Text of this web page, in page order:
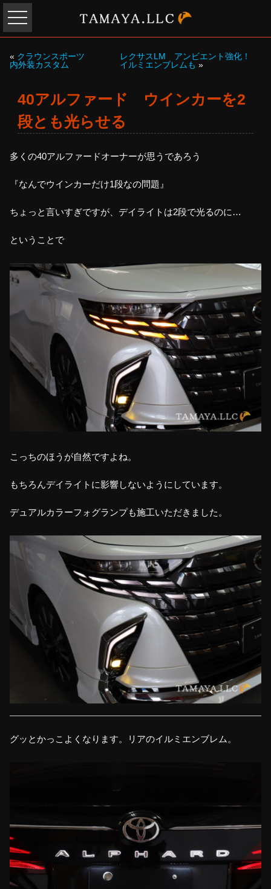
« クラウンスポーツ
内外装カスタム
レクサスLM アンビエント強化！
イルミエンブレムも »
40アルファード ウインカーを2
段とも光らせる
多くの40アルファードオーナーが思うであろう
『なんでウインカーだけ1段なの問題』
ちょっと言いすぎですが、デイライトは2段で光るのに…
ということで
こっちのほうが自然ですよね。
もちろんデイライトに影響しないようにしています。
デュアルカラーフォグランプも施工いただきました。
グッとかっこよくなります。リアのイルミエンブレム。